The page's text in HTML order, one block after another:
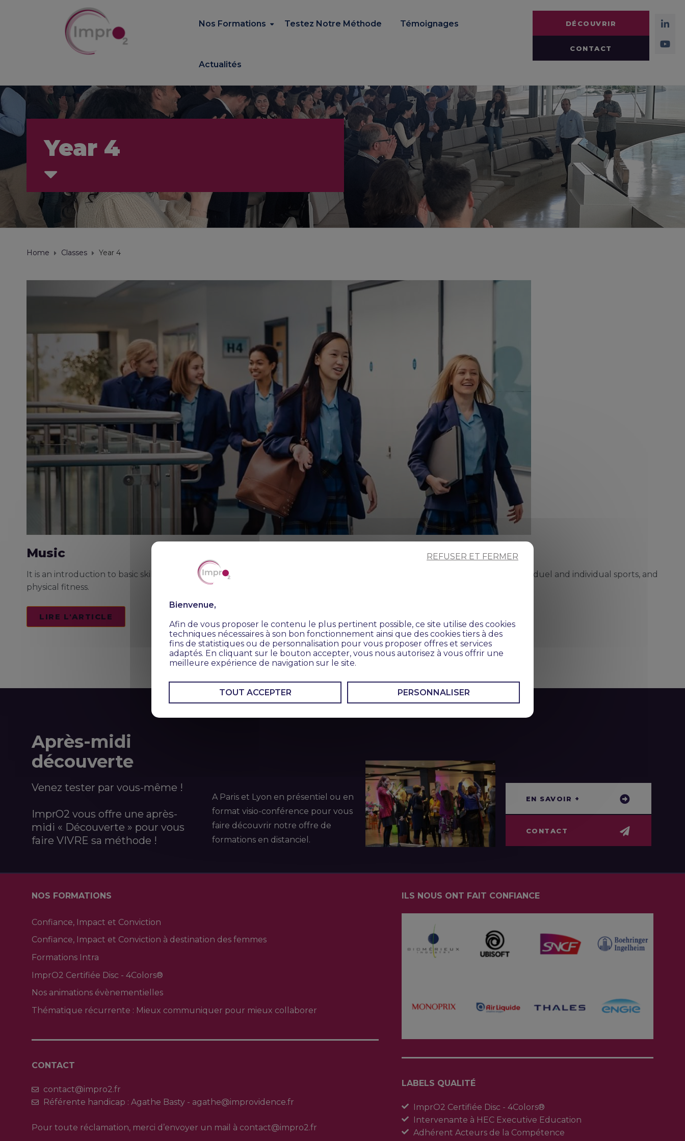
Nos Formations Testez Notre Méthode Témoignages
Actualités
DÉCOUVRIR
CONTACT
Year 4
Home Classes Year 4
Music
It is an introduction to basic skills and movement by participation and instruction in the following activities: swimming, dance, duel and individual sports, and
physical fitness.
LIRE L'ARTICLE
Après-midi
découverte
Venez tester par vous-même !
ImprO2 vous offre une après-
midi « Découverte » pour vous
faire VIVRE sa méthode !
A Paris et Lyon en présentiel ou en
format visio-conférence pour vous
faire découvrir notre offre de
formations en distanciel.
EN SAVOIR +
CONTACT
NOS FORMATIONS
Confiance, Impact et Conviction
Confiance, Impact et Conviction à destination des femmes
Formations Intra
ImprO2 Certifiée Disc - 4Colors®
Nos animations évènementielles
Thématique récurrente : Mieux communiquer pour mieux collaborer
CONTACT
contact@impro2.fr
Référente handicap : Agathe Basty - agathe@improvidence.fr
Pour toute réclamation, merci d’envoyer un mail à contact@impro2.fr
ILS NOUS ONT FAIT CONFIANCE
LABELS QUALITÉ
ImprO2 Certifiée Disc - 4Colors®
Intervenante à HEC Executive Education
Adhérent Acteurs de la Compétence
Panneau de gestion des cookies
Bienvenue,
Afin de vous proposer le contenu le plus pertinent possible, ce site utilise des cookies
techniques nécessaires à son bon fonctionnement ainsi que des cookies tiers à des
fins de statistiques ou de personnalisation pour vous proposer offres et services
adaptés. En cliquant sur le bouton accepter, vous nous autorisez à vous offrir une
meilleure expérience de navigation sur le site.
TOUT ACCEPTER
REFUSER ET FERMER
PERSONNALISER